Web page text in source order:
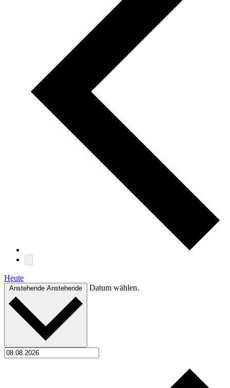
Heute
Anstehende Anstehende Datum wählen.